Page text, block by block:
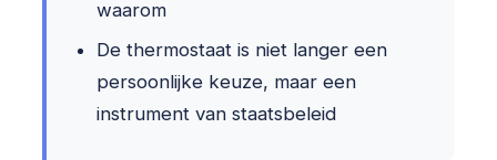
waarom
De thermostaat is niet langer een
persoonlijke keuze, maar een
instrument van staatsbeleid